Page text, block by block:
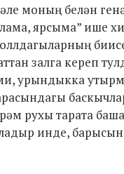
моның белән
ярсыма” ише
залга кереп
урындыкка
рухы тарата
инде,